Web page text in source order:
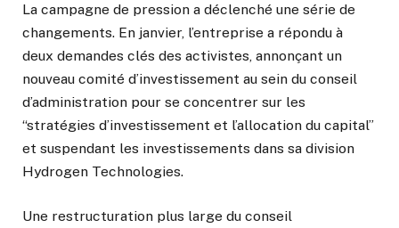
La campagne de pression a déclenché une série de
changements. En janvier, l’entreprise a répondu à
deux demandes clés des activistes, annonçant un
nouveau comité d’investissement au sein du conseil
d’administration pour se concentrer sur les
“stratégies d’investissement et l’allocation du capital”
et suspendant les investissements dans sa division
Hydrogen Technologies.
Une restructuration plus large du conseil